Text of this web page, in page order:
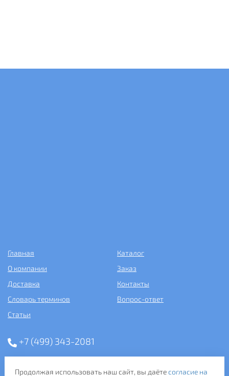
Главная
Каталог
О компании
Заказ
Доставка
Контакты
Словарь терминов
Вопрос-ответ
Статьи
+7 (499) 343-2081
ИНН: 7731286301
Продолжая использовать наш сайт, вы даётесогласие на